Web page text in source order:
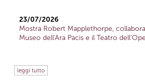
23/07/2026
Mostra Robert Mapplethorpe,
Museo dell'Ara Pacis e il Teatro
leggi tutto